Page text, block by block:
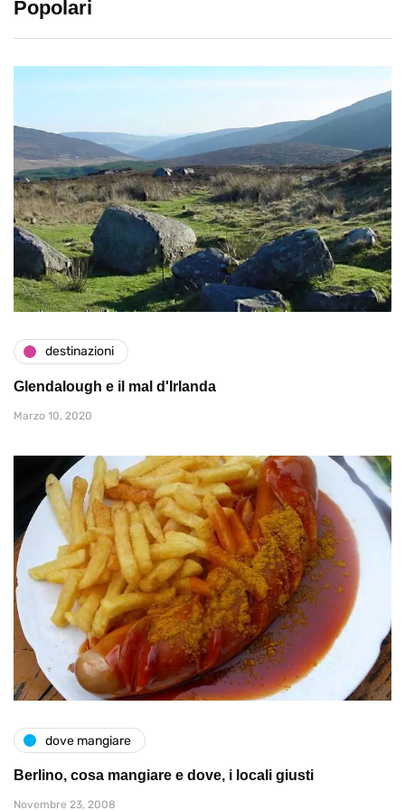
Popolari
destinazioni
Glendalough e il mal d'Irlanda
Marzo 10, 2020
dove mangiare
Berlino, cosa mangiare e dove, i locali giusti
Novembre 23, 2008